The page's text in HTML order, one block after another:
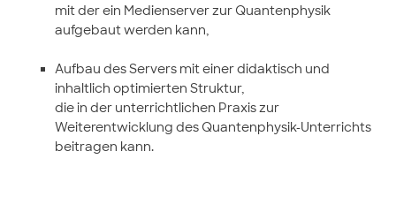
mit der ein Medienserver zur Quantenphysik
aufgebaut werden kann,
Aufbau des Servers mit einer didaktisch und
inhaltlich optimierten Struktur,
die in der unterrichtlichen Praxis zur
Weiterentwicklung des Quantenphysik-Unterrichts
beitragen kann.